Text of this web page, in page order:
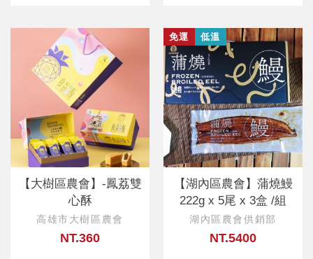
【大樹區農會】-鳳荔雙
心酥
高雄市大樹區農會
NT.360
免運 低溫
【湖內區農會】蒲燒鰻
222g x 5尾 x 3盒 /組
湖內區農會供銷部
NT.5400